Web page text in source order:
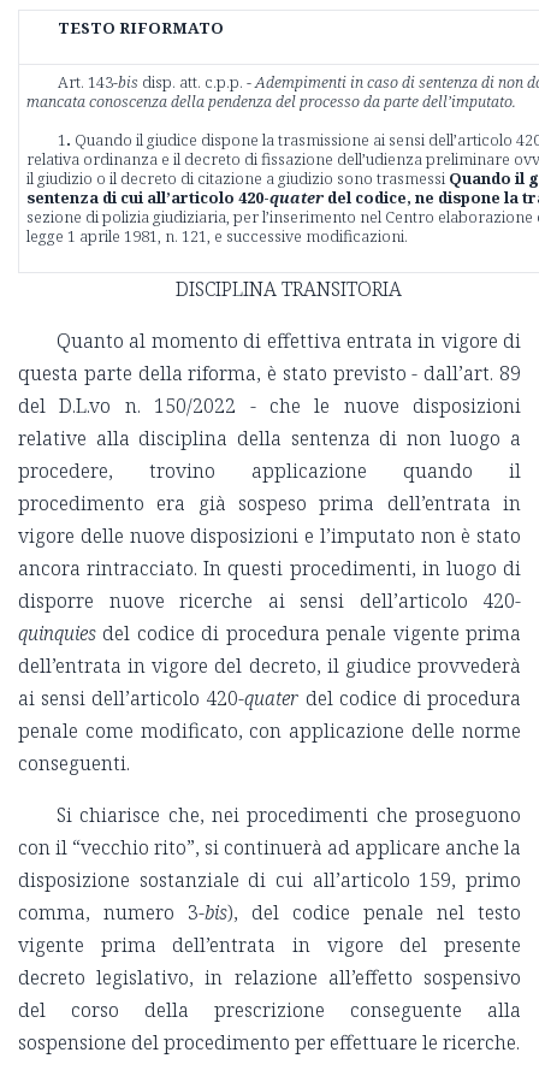
TESTO RIFORMATO
Art. 143-bis disp. att. c.p.p. -Adempimenti in caso di sentenza di non
mancata conoscenza della pendenza del processo da parte dell’imputato.
1. Quando il giudice dispone la trasmissione ai sensi dell’articolo
relativa ordinanza e il decreto di fissazione dell’udienza preliminare
il giudizio o il decreto di citazione a giudizio sono trasmessi Quando il
sentenza di cui all’articolo 420-quater del codice, ne dispone la
sezione di polizia giudiziaria, per l’inserimento nel Centro elaborazione
legge 1 aprile 1981, n. 121, e successive modificazioni.
DISCIPLINA TRANSITORIA
Quanto al momento di effettiva entrata in vigore di
questa parte della riforma, è stato previsto - dall’art. 89
del D.L.vo n. 150/2022 - che le nuove disposizioni
relative alla disciplina della sentenza di non luogo a
procedere, trovino applicazione quando il
procedimento era già sospeso prima dell’entrata in
vigore delle nuove disposizioni e l’imputato non è stato
ancora rintracciato. In questi procedimenti, in luogo di
disporre nuove ricerche ai sensi dell’articolo 420-
quinquies del codice di procedura penale vigente prima
dell’entrata in vigore del decreto, il giudice provvederà
ai sensi dell’articolo 420-quater del codice di procedura
penale come modificato, con applicazione delle norme
conseguenti.
Si chiarisce che, nei procedimenti che proseguono
con il “vecchio rito”, si continuerà ad applicare anche la
disposizione sostanziale di cui all’articolo 159, primo
comma, numero 3-bis), del codice penale nel testo
vigente prima dell’entrata in vigore del presente
decreto legislativo, in relazione all’effetto sospensivo
del corso della prescrizione conseguente alla
sospensione del procedimento per effettuare le ricerche.